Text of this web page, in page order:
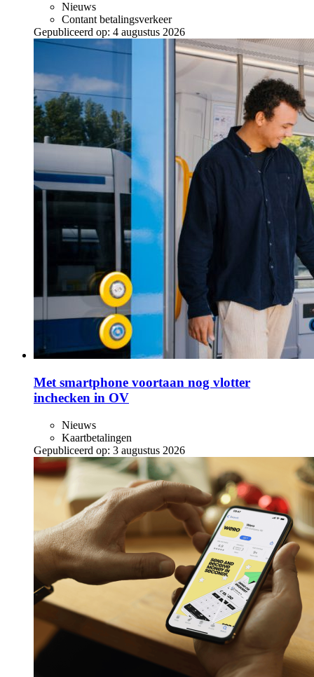
Nieuws
Contant betalingsverkeer
Gepubliceerd op: 4 augustus 2026
Met smartphone voortaan nog vlotter
inchecken in OV
Nieuws
Kaartbetalingen
Gepubliceerd op: 3 augustus 2026